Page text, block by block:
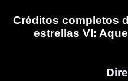
Créditos completos
estrellas VI: